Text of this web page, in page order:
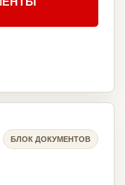
БЛОК ДОКУМЕНТОВ